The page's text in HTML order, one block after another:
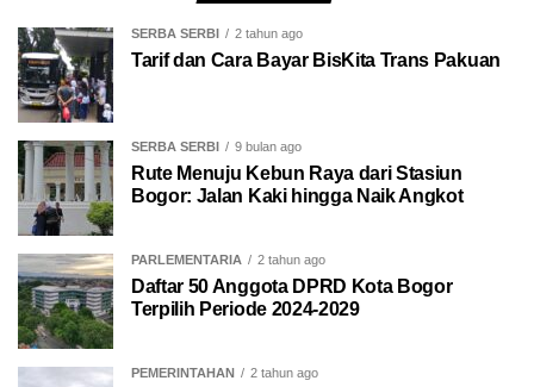
SERBA SERBI 2 tahun ago
Tarif dan Cara Bayar BisKita Trans Pakuan
SERBA SERBI 9 bulan ago
Rute Menuju Kebun Raya dari Stasiun
Bogor: Jalan Kaki hingga Naik Angkot
PARLEMENTARIA 2 tahun ago
Daftar 50 Anggota DPRD Kota Bogor
Terpilih Periode 2024-2029
PEMERINTAHAN 2 tahun ago